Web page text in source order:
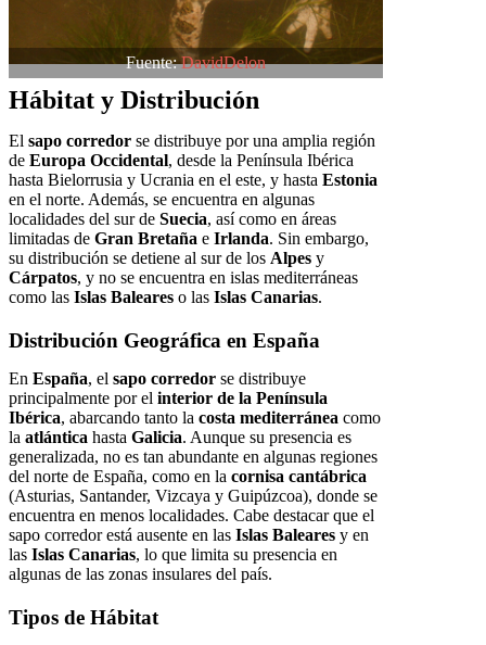
Fuente:DavidDelon
Hábitat y Distribución
El sapo corredor se distribuye por una amplia región
de Europa Occidental, desde la Península Ibérica
hasta Bielorrusia y Ucrania en el este, y hasta Estonia
en el norte. Además, se encuentra en algunas
localidades del sur de Suecia, así como en áreas
limitadas de Gran Bretaña e Irlanda. Sin embargo,
su distribución se detiene al sur de los Alpes y
Cárpatos, y no se encuentra en islas mediterráneas
como las Islas Baleares o las Islas Canarias.
Distribución Geográfica en España
En España, el sapo corredor se distribuye
principalmente por el interior de la Península
Ibérica, abarcando tanto la costa mediterránea como
la atlántica hasta Galicia. Aunque su presencia es
generalizada, no es tan abundante en algunas regiones
del norte de España, como en la cornisa cantábrica
(Asturias, Santander, Vizcaya y Guipúzcoa), donde se
encuentra en menos localidades. Cabe destacar que el
sapo corredor está ausente en las Islas Baleares y en
las Islas Canarias, lo que limita su presencia en
algunas de las zonas insulares del país.
Tipos de Hábitat